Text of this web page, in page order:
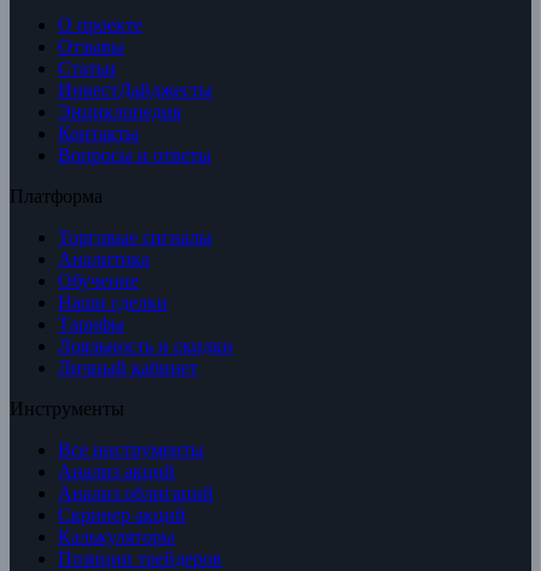
О проекте
Отзывы
Статьи
ИнвестДайджесты
Энциклопедия
Контакты
Вопросы и ответы
Платформа
Торговые сигналы
Аналитика
Обучение
Наши сделки
Тарифы
Лояльность и скидки
Личный кабинет
Инструменты
Все инструменты
Анализ акций
Анализ облигаций
Скринер акций
Калькуляторы
Позиции трейдеров